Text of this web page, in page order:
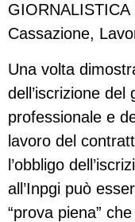
GIORNALISTICA
Cassazione,
Una volta
dell’iscrizione del
professionale e
lavoro del
l’obbligo
all’Inpgi può
“prova piena”